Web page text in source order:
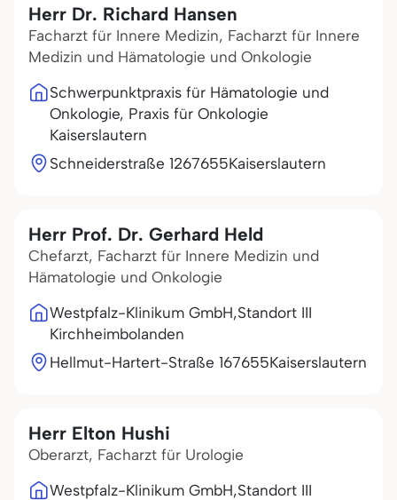
Herr Dr. Richard Hansen
Facharzt für Innere Medizin, Facharzt für Innere
Medizin und Hämatologie und Onkologie
Schwerpunktpraxis für Hämatologie und
Onkologie, Praxis für Onkologie
Kaiserslautern
Schneiderstraße 1267655Kaiserslautern
Herr Prof. Dr. Gerhard Held
Chefarzt, Facharzt für Innere Medizin und
Hämatologie und Onkologie
Westpfalz-Klinikum GmbH,Standort III
Kirchheimbolanden
Hellmut-Hartert-Straße 167655Kaiserslautern
Herr Elton Hushi
Oberarzt, Facharzt für Urologie
Westpfalz-Klinikum GmbH,Standort III